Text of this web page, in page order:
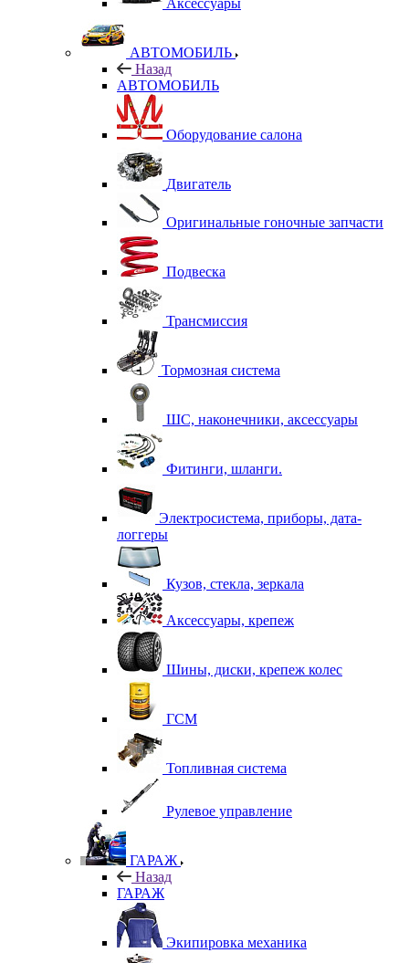
Аксессуары
АВТОМОБИЛЬ
Назад
АВТОМОБИЛЬ
Оборудование салона
Двигатель
Оригинальные гоночные запчасти
Подвеска
Трансмиссия
Тормозная система
ШС, наконечники, аксессуары
Фитинги, шланги.
Электросистема, приборы, дата-
логгеры
Кузов, стекла, зеркала
Аксессуары, крепеж
Шины, диски, крепеж колес
ГСМ
Топливная система
Рулевое управление
ГАРАЖ
Назад
ГАРАЖ
Экипировка механика